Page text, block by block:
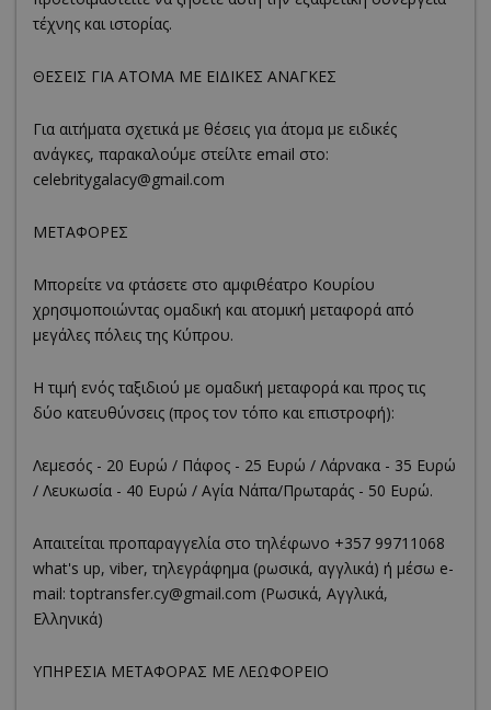
τέχνης και ιστορίας.
ΘΕΣΕΙΣ ΓΙΑ ΑΤΟΜΑ ΜΕ ΕΙΔΙΚΕΣ ΑΝΑΓΚΕΣ
Για αιτήματα σχετικά με θέσεις για άτομα με ειδικές
ανάγκες, παρακαλούμε στείλτε email στο:
celebritygalacy@gmail.com
ΜΕΤΑΦΟΡΕΣ
Μπορείτε να φτάσετε στο αμφιθέατρο Κουρίου
χρησιμοποιώντας ομαδική και ατομική μεταφορά από
μεγάλες πόλεις της Κύπρου.
Η τιμή ενός ταξιδιού με ομαδική μεταφορά και προς τις
δύο κατευθύνσεις (προς τον τόπο και επιστροφή):
Λεμεσός - 20 Ευρώ / Πάφος - 25 Ευρώ / Λάρνακα - 35 Ευρώ
/ Λευκωσία - 40 Ευρώ / Αγία Νάπα/Πρωταράς - 50 Ευρώ.
Απαιτείται προπαραγγελία στο τηλέφωνο +357 99711068
what's up, viber, τηλεγράφημα (ρωσικά, αγγλικά) ή μέσω e-
mail: toptransfer.cy@gmail.com (Ρωσικά, Αγγλικά,
Ελληνικά)
ΥΠΗΡΕΣΙΑ ΜΕΤΑΦΟΡΑΣ ΜΕ ΛΕΩΦΟΡΕΙΟ